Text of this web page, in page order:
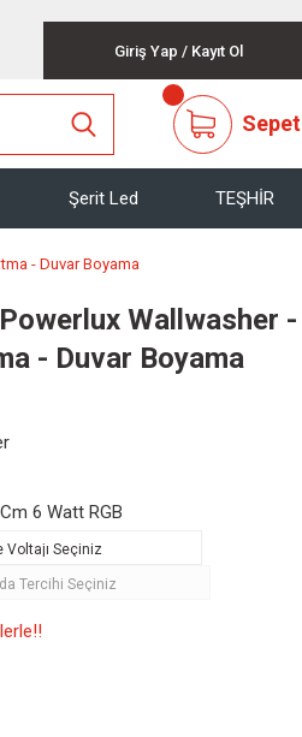
Giriş Yap / Kayıt Ol
Sepet
Şerit Led TEŞHİR
- Duvar Boyama
Wallwasher -
- Duvar Boyama
6 Watt RGB